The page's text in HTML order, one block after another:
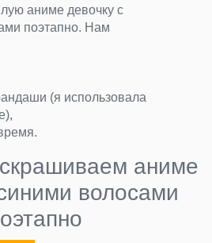
аниме девочку с
поэтапно. Нам
(я использовала
аниме
волосами